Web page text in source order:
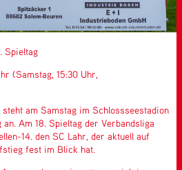
Spieltag
(Samstag, 15:30 Uhr,
am Samstag im Schlossseestadion
Am 18. Spieltag der Verbandsliga
14. den SC Lahr, der aktuell auf
fest im Blick hat.